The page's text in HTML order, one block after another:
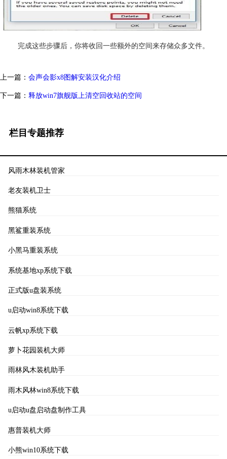
完成这些步骤后，你将收回一些额外的空间来存储众多文件。
上一篇： 会声会影x8图解安装汉化介绍
下一篇： 释放win7旗舰版上清空回收站的空间
栏目专题推荐
风雨木林装机管家
老友装机卫士
熊猫系统
黑鲨重装系统
小黑马重装系统
系统基地xp系统下载
正式版u盘装系统
u启动win8系统下载
云帆xp系统下载
萝卜花园装机大师
雨林风木装机助手
雨木风林win8系统下载
u启动u盘启动盘制作工具
惠普装机大师
小熊win10系统下载